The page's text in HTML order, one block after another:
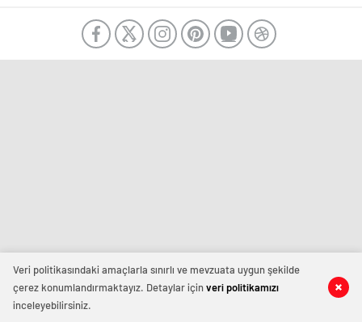
Veri politikasındaki amaçlarla sınırlı ve mevzuata uygun şekilde
çerez konumlandırmaktayız. Detaylar içinveri politikamızı
inceleyebilirsiniz.